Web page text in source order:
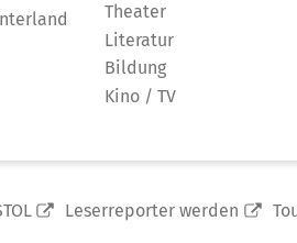
Theater
Literatur
Bildung
Kino / TV
Leserreporter werden